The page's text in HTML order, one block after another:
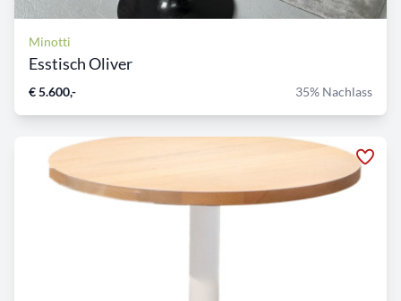
Minotti
Esstisch Oliver
€ 5.600,- 35% Nachlass